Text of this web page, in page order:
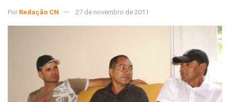
Por Redação CN 27 de novembro de 2011